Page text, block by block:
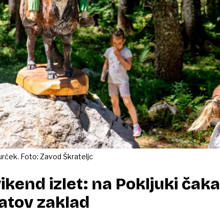
Foto: Zavod Škrateljc
izlet: na Pokljuki čaka
zaklad